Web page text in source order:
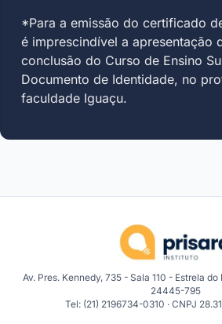
*Para a emissão do certificado
é imprescindível a apresentação
conclusão do Curso de Ensino
Documento de Identidade, no
faculdade Iguaçu.
Av. Pres. Kennedy, 735 - Sala 110 - Estrela
24445-795
Tel: (21) 2196734-0310 · CNPJ